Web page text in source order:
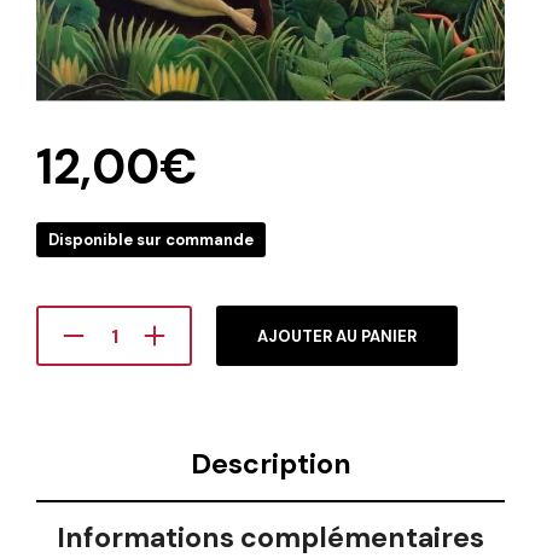
12,00€
Disponible sur commande
AJOUTER AU PANIER
Description
Informations complémentaires